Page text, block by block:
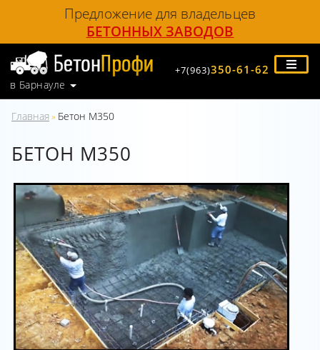
Предложение для владельцев
БЕТОННЫХ ЗАВОДОВ
в Барнауле
+7(963)350-61-62
Главная » Бетон М350
БЕТОН М350